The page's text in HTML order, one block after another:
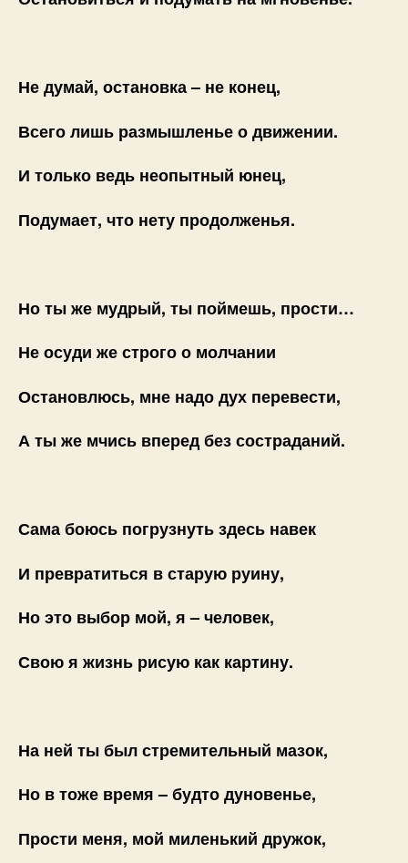
Не думай, остановка – не конец,
Всего лишь размышленье о движении.
И только ведь неопытный юнец,
Подумает, что нету продолженья.
Но ты же мудрый, ты поймешь, прости…
Не осуди же строго о молчании
Остановлюсь, мне надо дух перевести,
А ты же мчись вперед без состраданий.
Сама боюсь погрузнуть здесь навек
И превратиться в старую руину,
Но это выбор мой, я – человек,
Свою я жизнь рисую как картину.
На ней ты был стремительный мазок,
Но в тоже время – будто дуновенье,
Прости меня, мой миленький дружок,